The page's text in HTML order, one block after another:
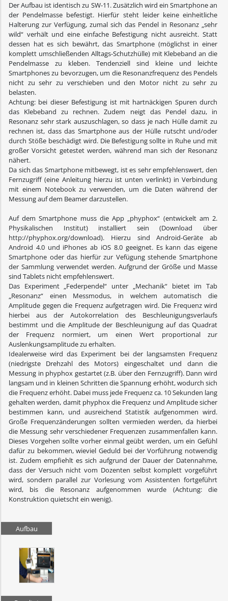
Der Aufbau ist identisch zu SW-11. Zusätzlich wird ein Smartphone an
der Pendelmasse befestigt. Hierfür steht leider keine einheitliche
Halterung zur Verfügung, zumal sich das Pendel in Resonanz „sehr
wild“ verhält und eine einfache Befestigung nicht ausreicht. Statt
dessen hat es sich bewährt, das Smartphone (möglichst in einer
komplett umschließenden Alltags-Schutzhülle) mit Klebeband an die
Pendelmasse zu kleben. Tendenziell sind kleine und leichte
Smartphones zu bevorzugen, um die Resonanzfrequenz des Pendels
nicht zu sehr zu verschieben und den Motor nicht zu sehr zu
belasten.
Achtung: bei dieser Befestigung ist mit hartnäckigen Spuren durch
das Klebeband zu rechnen. Zudem neigt das Pendel dazu, in
Resonanz sehr stark auszuschlagen, so dass je nach Hülle damit zu
rechnen ist, dass das Smartphone aus der Hülle rutscht und/oder
durch Stöße beschädigt wird. Die Befestigung sollte in Ruhe und mit
großer Vorsicht getestet werden, während man sich der Resonanz
nähert.
Da sich das Smartphone mitbewegt, ist es sehr empfehlenswert, den
Fernzugriff (eine Anleitung hierzu ist unten verlinkt) in Verbindung
mit einem Notebook zu verwenden, um die Daten während der
Messung auf dem Beamer darzustellen.
Auf dem Smartphone muss die App „phyphox“ (entwickelt am 2.
Physikalischen Institut) installiert sein (Download über
http://phyphox.org/download). Hierzu sind Android-Geräte ab
Android 4.0 und iPhones ab iOS 8.0 geeignet. Es kann das eigene
Smartphone oder das hierfür zur Vefügung stehende Smartphone
der Sammlung verwendet werden. Aufgrund der Größe und Masse
sind Tablets nicht empfehlenswert.
Das Experiment „Federpendel“ unter „Mechanik“ bietet im Tab
„Resonanz“ einen Messmodus, in welchem automatisch die
Amplitude gegen die Frequenz aufgetragen wird. Die Frequenz wird
hierbei aus der Autokorrelation des Beschleunigungsverlaufs
bestimmt und die Amplitude der Beschleunigung auf das Quadrat
der Frequenz normiert, um einen Wert proportional zur
Auslenkungsamplitude zu erhalten.
Idealerweise wird das Experiment bei der langsamsten Frequenz
(niedrigste Drehzahl des Motors) eingeschaltet und dann die
Messung in phyphox gestartet (z.B. über den Fernzugriff). Dann wird
langsam und in kleinen Schritten die Spannung erhöht, wodurch sich
die Frequenz erhöht. Dabei muss jede Frequenz ca. 10 Sekunden lang
gehalten werden, damit phyphox die Frequenz und Amplitude sicher
bestimmen kann, und ausreichend Statistik aufgenommen wird.
Große Frequenzänderungen sollten vermieden werden, da hierbei
die Messung sehr verschiedener Frequenzen zusammenfallen kann.
Dieses Vorgehen sollte vorher einmal geübt werden, um ein Gefühl
dafür zu bekommen, wieviel Geduld bei der Vorführung notwendig
ist. Zudem empfiehlt es sich aufgrund der Dauer der Datennahme,
dass der Versuch nicht vom Dozenten selbst komplett vorgeführt
wird, sondern parallel zur Vorlesung vom Assistenten fortgeführt
wird, bis die Resonanz aufgenommen wurde (Achtung: die
Konstruktion quietscht ein wenig).
Aufbau